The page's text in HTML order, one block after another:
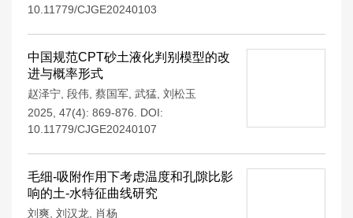
10.11779/CJGE20240103
中国规范CPT砂土液化判别模型的改
进与概率形式
赵泽宁 段伟 蔡国军 武猛 刘松玉
2025, 47(4): 869-876.
DOI:
10.11779/CJGE20240107
毛细-吸附作用下考虑温度和孔隙比影
响的土-水特征曲线研究
刘爽 刘汉龙 肖杨